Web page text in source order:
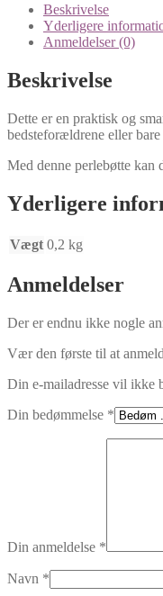
Beskrivelse
Yderligere
Anmeldelser (0)
Beskrivelse
Dette er en praktisk og
bedsteforældrene eller
Med denne perlebøtte kan
Yderligere
Vægt 0,2 kg
Anmeldelser
Der er endnu ikke nogle
Vær den første til at
Din e-mailadresse vil ikke
Din bedømmelse *
Din anmeldelse *
Navn *